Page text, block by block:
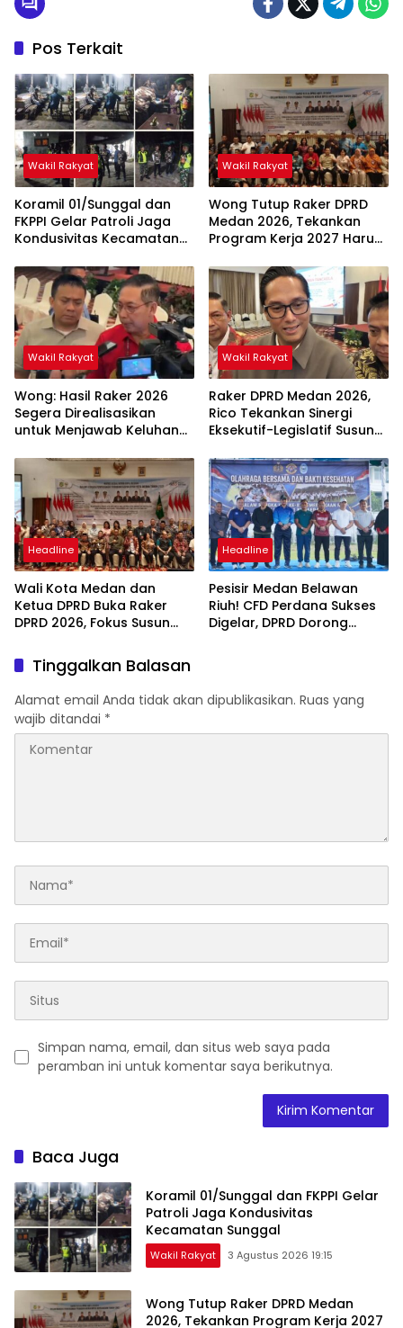
Pos Terkait
Wakil Rakyat
Koramil 01/Sunggal dan
FKPPI Gelar Patroli Jaga
Kondusivitas Kecamatan
Wakil Rakyat
Wong Tutup Raker DPRD
Medan 2026, Tekankan
Program Kerja 2027 Harus
Masyarakat
Wakil Rakyat
Wong: Hasil Raker 2026
Segera Direalisasikan
untuk Menjawab Keluhan
Wakil Rakyat
Raker DPRD Medan 2026,
Rico Tekankan Sinergi
Eksekutif-Legislatif Susun
Headline
Wali Kota Medan dan
Ketua DPRD Buka Raker
DPRD 2026, Fokus Susun
Berbasis Digitalisasi dan
Inovasi
Headline
Pesisir Medan Belawan
Riuh! CFD Perdana Sukses
Digelar, DPRD Dorong
Tinggalkan Balasan
Alamat email Anda tidak akan dipublikasikan. Ruas yang
wajib ditandai *
Simpan nama, email, dan situs web saya pada
peramban ini untuk komentar saya berikutnya.
Baca Juga
Koramil 01/Sunggal dan FKPPI Gelar
Patroli Jaga Kondusivitas
Kecamatan Sunggal
Wakil Rakyat 3 Agustus 2026 19:15
Wong Tutup Raker DPRD Medan
2026, Tekankan Program Kerja 2027